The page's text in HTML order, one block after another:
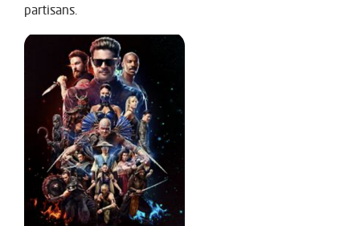
partisans.
Zoom sur l'image